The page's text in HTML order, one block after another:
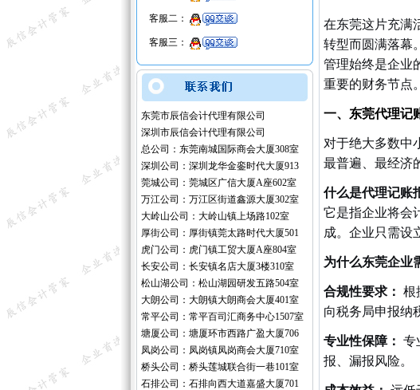
客服二：
客服三：
东莞市辰信会计代理有限公司
深圳市辰信会计代理有限公司
总公司：东莞南城国际商会大厦308室
深圳公司：深圳龙华金銮时代大厦913
莞城公司：莞城区广信大厦A座602室
万江公司：万江区街道鑫源大厦302室
大岭山公司：大岭山镇上场路102室
厚街公司：厚街镇莞太路时代大厦501
虎门公司：虎门镇工贸大厦A座804室
长安公司：长安镇名店大厦3楼310室
松山湖公司：松山湖园研发五路504室
大朗公司：大朗镇大朗商会大厦401室
常平公司：常平百司汇商务中心1507室
塘厦公司：塘厦环市西路广盈大厦706
凤岗公司：凤岗镇凤岗商会大厦710室
桥头公司：桥头莲城联合街一巷101室
石排公司：石排向西大道嘉盛大厦701
在东莞这片充满
转型而圆满落幕
管理始终是企业
重要的财务节点
一、东莞代理记
对于绝大多数中
最普遍、最经济
什么是代理记账
它是指企业将会
成。企业只需设
为什么东莞企业
合规性要求： 根
向税务局申报纳
专业性保障： 专
报、漏报风险。